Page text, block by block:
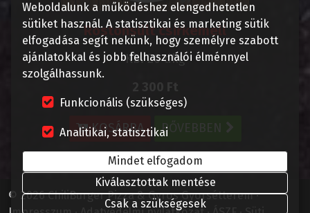
Rostonsült csirkemell
Kb. 20 dkg
KOSÁRBA BŐVEBBEN
© 2026 ChiliBurger Pizza & Gyros Gyorsétterem
Weboldalunk a működéshez elengedhetetlen
sütiket használ. A statisztikai és marketing sütik
elfogadása segít nekünk, hogy személyre szabott
ajánlatokkal és jobb felhasználói élménnyel
szolgálhassunk.
Funkcionális (szükséges)
Analitikai, statisztikai
Mindet elfogadom
Kiválasztottak mentése
Csak a szükségesek